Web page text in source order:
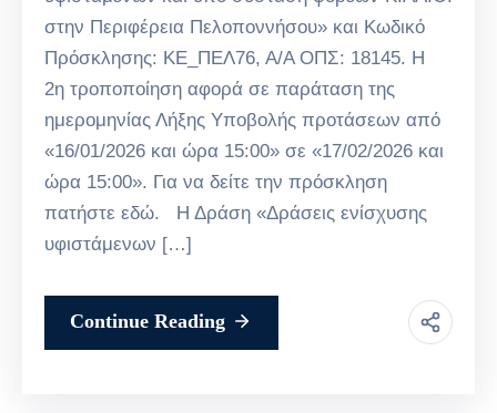
στην Περιφέρεια Πελοποννήσου» και Κωδικό
Πρόσκλησης: ΚΕ_ΠΕΛ76, Α/Α ΟΠΣ: 18145. Η
2η τροποποίηση αφορά σε παράταση της
ημερομηνίας Λήξης Υποβολής προτάσεων από
«16/01/2026 και ώρα 15:00» σε «17/02/2026 και
ώρα 15:00». Για να δείτε την πρόσκληση
πατήστε εδώ. Η Δράση «Δράσεις ενίσχυσης
υφιστάμενων […]
Continue Reading